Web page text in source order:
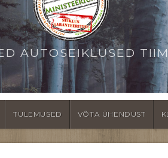
AUTOSEIKLUSED
TULEMUSED VÕTA ÜHENDUST